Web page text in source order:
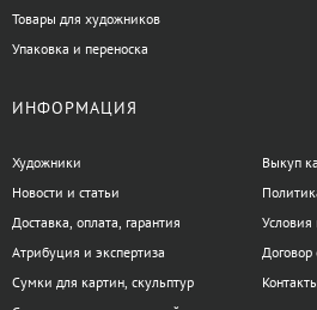
Мольберти хлопушки подходят для
начинающими, так и опытными
подобрать модель в соответствии с
Есть вопросы по
хлопушки?
Товары для художников
Упаковка и переноска
ИНФОРМАЦИЯ
Художники
Новости и статьи
Доставка, оплата, гарантия
Атрибуция и экспертиза
Сумки для картин, скульптур
Выкуп
Условия
Контакты